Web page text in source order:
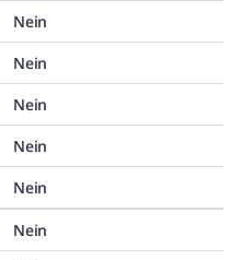
Nein
Nein
Nein
Nein
Nein
Nein